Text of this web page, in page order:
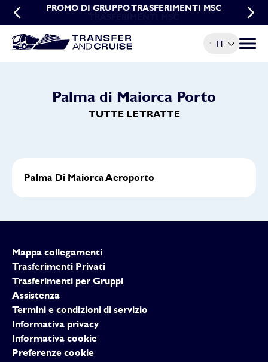
PROMO DI GRUPPO TRASFERIMENTI MSC
PROMO PRENOTAZIONI ANTICIPATE
IT Menu
Palma di Maiorca Porto
TUTTE LE TRATTE
Palma Di Maiorca Aeroporto
Mappa collegamenti
Trasferimenti Privati
Trasferimenti per Gruppi
Assistenza
Termini e condizioni di servizio
Informativa privacy
Informativa cookie
Preferenze cookie